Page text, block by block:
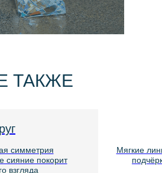
ТАКЖЕ
покорит
Мягкие линии